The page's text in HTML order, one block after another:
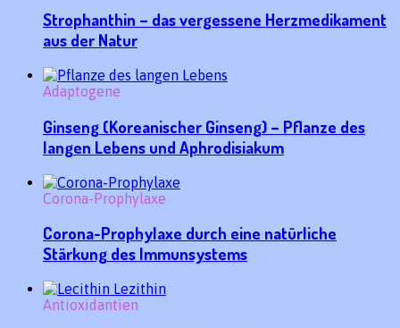
Strophanthin – das vergessene Herzmedikament
aus der Natur
Adaptogene
Ginseng (Koreanischer Ginseng) – Pflanze des
langen Lebens und Aphrodisiakum
Corona-Prophylaxe
Corona-Prophylaxe durch eine natürliche
Stärkung des Immunsystems
Antioxidantien